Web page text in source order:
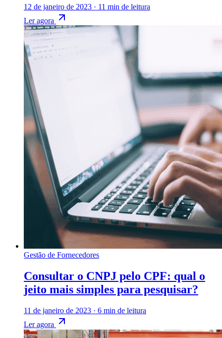
12 de janeiro de 2023 · 11 min de leitura
Ler agora
Gestão de Fornecedores
Consultar o CNPJ pelo CPF: qual o
jeito mais simples para pesquisar?
11 de janeiro de 2023 · 6 min de leitura
Ler agora